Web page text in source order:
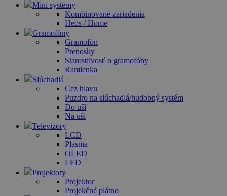
Mini systémy
Kombinované zariadenia
Heos / Home
Gramofóny
Gramofón
Prenosky
Starostlivosť o gramofóny
Ramienka
Slúchadlá
Cez hlavu
Puzdro na slúchadlá/hudobný systém
Do uší
Na uši
Televízory
LCD
Plasma
OLED
LED
Projektory
Projektor
Projekčné plátno